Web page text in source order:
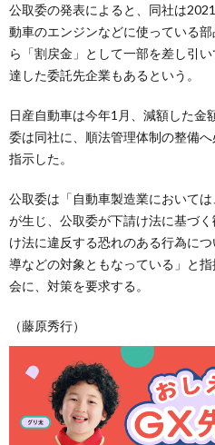
公取委の発表によると、同社は
動車のエンジンなどに使っている
ら「割戻金」として一部を差し引
達した委託先企業もあるという。
日産自動車は今年1月、減額した金
委は同社に、順法管理体制の整備
指示した。
公取委は「自動車製造業において
が生じ、公取委が下請け法に基づ
け法に違反する恐れのある行為に
導などの対象ともなっている」と
会に、対策を要求する。
（藤原秀行）